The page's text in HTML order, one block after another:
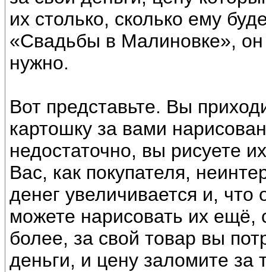
их столько, сколько ему
«Свадьбы в Малиновке», он
нужно.
Вот представьте. Вы
картошку за вами
недостаточно, вы рисуете
Вас, как покупателя,
денег увеличивается и,
можете нарисовать их ещё,
более, за свой товар вы
деньги, и цену заломите за